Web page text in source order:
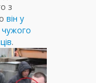
з
він у
чужого
.